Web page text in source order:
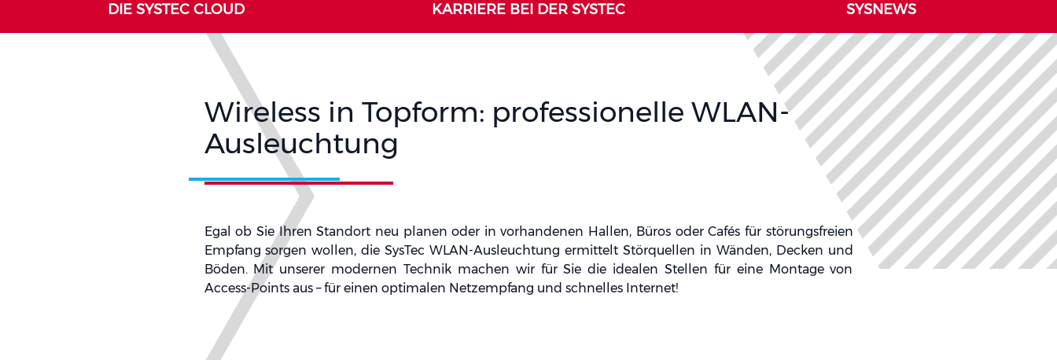
DIE SYSTEC CLOUD KARRIERE BEI DER SYSTEC SYSNEWS
Wireless in Topform: professionelle WLAN-
Ausleuchtung
Egal ob Sie Ihren Standort neu planen oder in vorhandenen Hallen, Büros oder Cafés für störungsfreien
Empfang sorgen wollen, die SysTec WLAN-Ausleuchtung ermittelt Störquellen in Wänden, Decken und
Böden. Mit unserer modernen Technik machen wir für Sie die idealen Stellen für eine Montage von
Access-Points aus – für einen optimalen Netzempfang und schnelles Internet!